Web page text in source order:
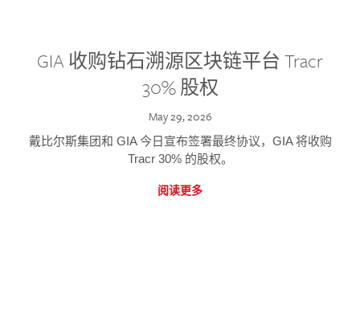
GIA 收购钻石溯源区块链平台 Tracr
30% 股权
May 29, 2026
戴比尔斯集团和 GIA 今日宣布签署最终协议，GIA 将收购
Tracr 30% 的股权。
阅读更多